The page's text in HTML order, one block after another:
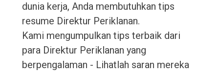
dunia kerja, Anda membutuhkan tips
resume Direktur Periklanan.
Kami mengumpulkan tips terbaik dari
para Direktur Periklanan yang
berpengalaman - Lihatlah saran mereka